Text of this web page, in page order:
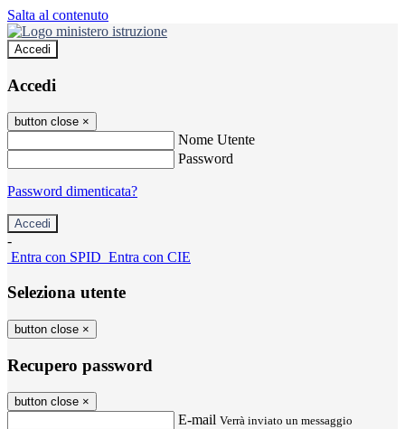
Salta al contenuto
Accedi
Accedi
button close ×
Nome Utente
Password
Password dimenticata?
-
Entra con SPID Entra con CIE
Seleziona utente
button close ×
Recupero password
button close ×
E-mail Verrà inviato un messaggio